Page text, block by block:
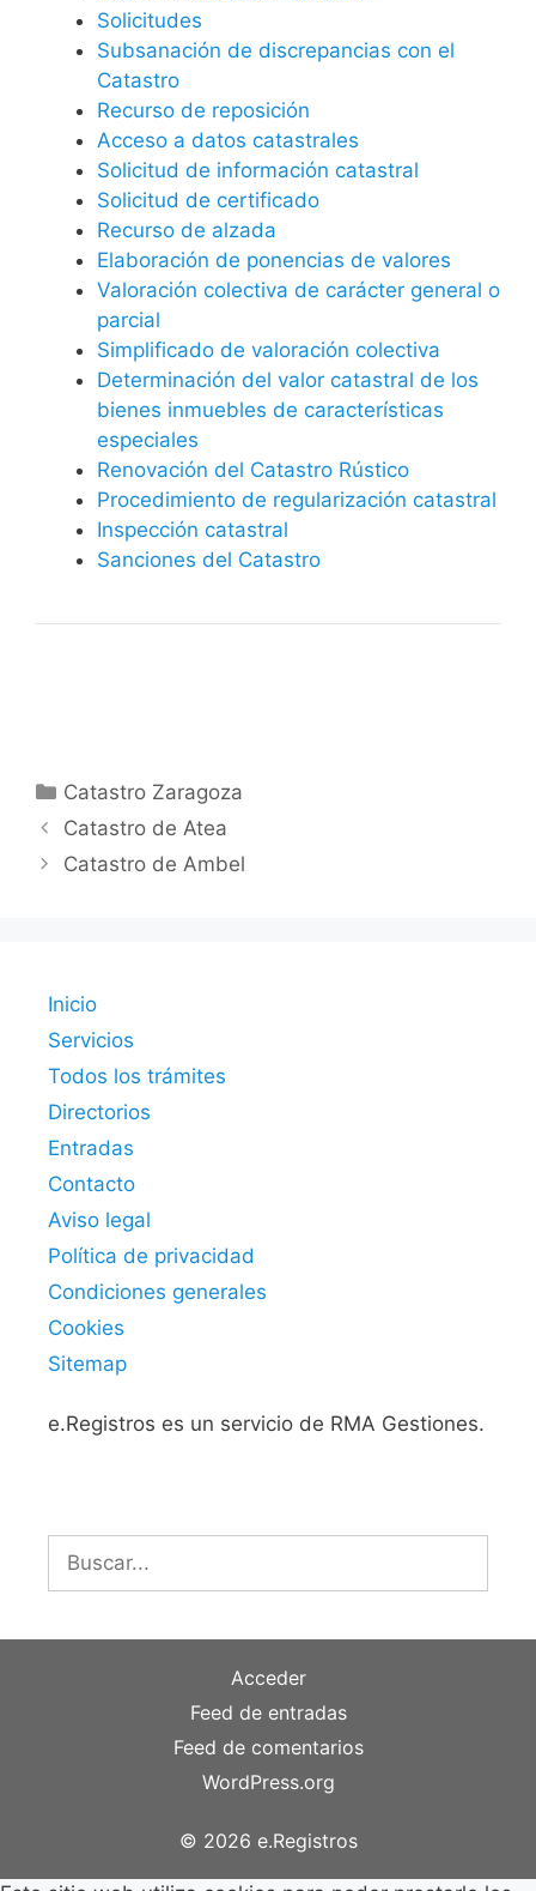
Solicitudes
Subsanación de discrepancias con el
Catastro
Recurso de reposición
Acceso a datos catastrales
Solicitud de información catastral
Solicitud de certificado
Recurso de alzada
Elaboración de ponencias de valores
Valoración colectiva de carácter general o
parcial
Simplificado de valoración colectiva
Determinación del valor catastral de los
bienes inmuebles de características
especiales
Renovación del Catastro Rústico
Procedimiento de regularización catastral
Inspección catastral
Sanciones del Catastro
Categorías
Catastro Zaragoza
Catastro de Atea
Catastro de Ambel
Inicio
Servicios
Todos los trámites
Directorios
Entradas
Contacto
Aviso legal
Política de privacidad
Condiciones generales
Cookies
Sitemap
e.Registros es un servicio de RMA Gestiones.
Acceder
Feed de entradas
Feed de comentarios
WordPress.org
© 2026 e.Registros